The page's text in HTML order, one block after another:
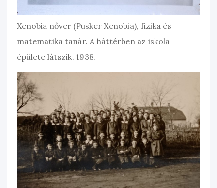
Xenobia nőver (Pusker Xenobia), fizika és
matematika tanár. A háttérben az iskola
épülete látszik. 1938.